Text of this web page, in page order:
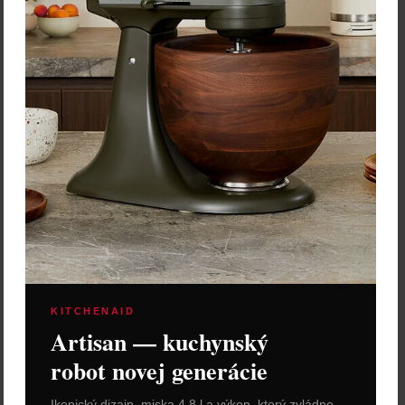
KITCHENAID
Artisan — kuchynský
robot novej generácie